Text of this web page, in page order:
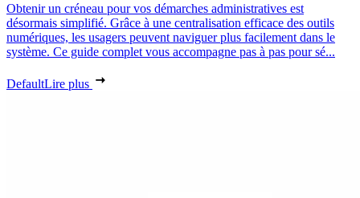
Obtenir un créneau pour vos démarches administratives est
désormais simplifié. Grâce à une centralisation efficace des outils
numériques, les usagers peuvent naviguer plus facilement dans le
système. Ce guide complet vous accompagne pas à pas pour sé...
DefaultLire plus